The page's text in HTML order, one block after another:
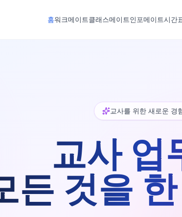
홈워크메이트클래스메이트인포메이트시간
교사를 위한 새로운 경
교사 업
든 것을